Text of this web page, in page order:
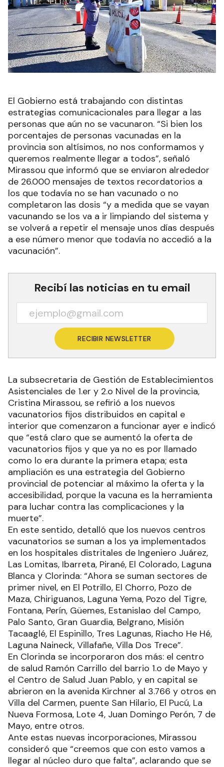
El Gobierno está trabajando con distintas
estrategias comunicacionales para llegar a las
personas que aún no se vacunaron. “Si bien los
porcentajes de personas vacunadas en la
provincia son altísimos, no nos conformamos y
queremos realmente llegar a todos”, señaló
Mirassou que informó que se enviaron alrededor
de 26.000 mensajes de textos recordatorios a
los que todavía no se han vacunado o no
completaron las dosis “y a medida que se vayan
vacunando se los va a ir limpiando del sistema y
se volverá a repetir el mensaje unos días después
a ese número menor que todavía no accedió a la
vacunación”.
Recibí las noticias en tu email
RECIBIR NEWSLETTER
La subsecretaria de Gestión de Establecimientos
Asistenciales de 1.er y 2.o Nivel de la provincia,
Cristina Mirassou, se refirió a los nuevos
vacunatorios fijos distribuidos en capital e
interior que comenzaron a funcionar ayer e indicó
que “está claro que se aumentó la oferta de
vacunatorios fijos y que ya no es por llamado
como lo era durante la primera etapa; esta
ampliación es una estrategia del Gobierno
provincial de potenciar al máximo la oferta y la
accesibilidad, porque la vacuna es la herramienta
para luchar contra las complicaciones y la
muerte”.
En este sentido, detalló que los nuevos centros
vacunatorios se suman a los ya implementados
en los hospitales distritales de Ingeniero Juárez,
Las Lomitas, Ibarreta, Pirané, El Colorado, Laguna
Blanca y Clorinda: “Ahora se suman sectores de
primer nivel, en El Potrillo, El Chorro, Pozo de
Maza, Chiriguanos, Laguna Yema, Pozo del Tigre,
Fontana, Perín, Güemes, Estanislao del Campo,
Palo Santo, Gran Guardia, Belgrano, Misión
Tacaaglé, El Espinillo, Tres Lagunas, Riacho He Hé,
Laguna Naineck, Villafañe, Villa Dos Trece”.
En Clorinda se incorporaron dos más: el centro
de salud Ramón Carrillo del barrio 1.o de Mayo y
el Centro de Salud Juan Pablo, y en capital se
abrieron en la avenida Kirchner al 3.766 y otros en
Villa del Carmen, puente San Hilario, El Pucú, La
Nueva Formosa, Lote 4, Juan Domingo Perón, 7 de
Mayo, entre otros.
Ante estas nuevas incorporaciones, Mirassou
consideró que “creemos que con esto vamos a
llegar al núcleo duro que falta”, aclarando que se